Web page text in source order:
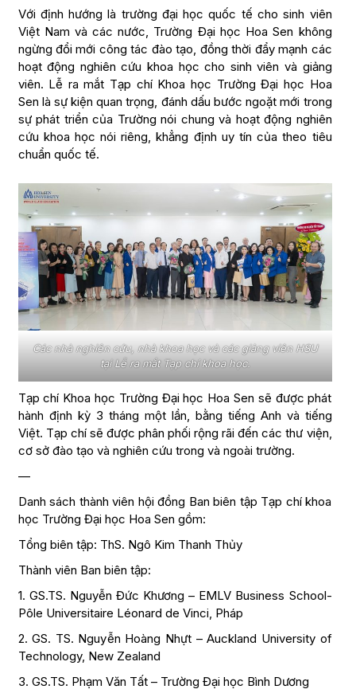
Với định hướng là trường đại học quốc tế cho sinh viên
Việt Nam và các nước, Trường Đại học Hoa Sen không
ngừng đổi mới công tác đào tạo, đồng thời đẩy mạnh các
hoạt động nghiên cứu khoa học cho sinh viên và giảng
viên. Lễ ra mắt Tạp chí Khoa học Trường Đại học Hoa
Sen là sự kiện quan trọng, đánh dấu bước ngoặt mới trong
sự phát triển của Trường nói chung và hoạt động nghiên
cứu khoa học nói riêng, khẳng định uy tín của theo tiêu
chuẩn quốc tế.
Các nhà nghiên cứu, nhà khoa học và các giảng viên HSU
tại Lễ ra mắt Tạp chí khoa học.
Tạp chí Khoa học Trường Đại học Hoa Sen sẽ được phát
hành định kỳ 3 tháng một lần, bằng tiếng Anh và tiếng
Việt. Tạp chí sẽ được phân phối rộng rãi đến các thư viện,
cơ sở đào tạo và nghiên cứu trong và ngoài trường.
—
Danh sách thành viên hội đồng Ban biên tập Tạp chí khoa
học Trường Đại học Hoa Sen gồm:
Tổng biên tập: ThS. Ngô Kim Thanh Thủy
Thành viên Ban biên tập:
1. GS.TS. Nguyễn Đức Khương – EMLV Business School-
Pôle Universitaire Léonard de Vinci, Pháp
2. GS. TS. Nguyễn Hoàng Nhựt – Auckland University of
Technology, New Zealand
3. GS.TS. Phạm Văn Tất – Trường Đại học Bình Dương